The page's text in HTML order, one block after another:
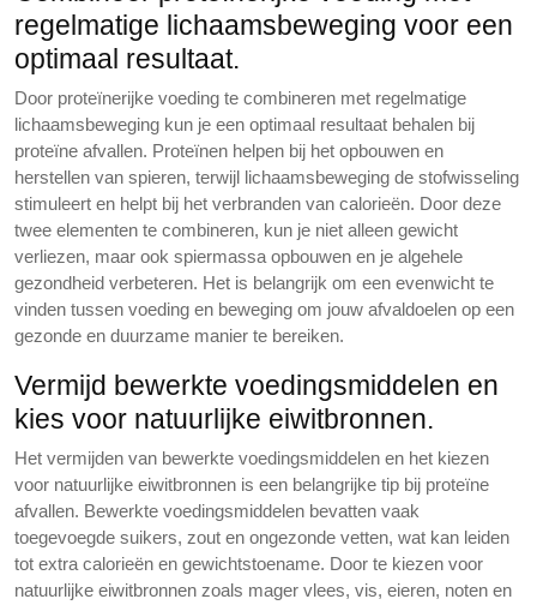
regelmatige lichaamsbeweging voor een
optimaal resultaat.
Door proteïnerijke voeding te combineren met regelmatige
lichaamsbeweging kun je een optimaal resultaat behalen bij
proteïne afvallen. Proteïnen helpen bij het opbouwen en
herstellen van spieren, terwijl lichaamsbeweging de stofwisseling
stimuleert en helpt bij het verbranden van calorieën. Door deze
twee elementen te combineren, kun je niet alleen gewicht
verliezen, maar ook spiermassa opbouwen en je algehele
gezondheid verbeteren. Het is belangrijk om een evenwicht te
vinden tussen voeding en beweging om jouw afvaldoelen op een
gezonde en duurzame manier te bereiken.
Vermijd bewerkte voedingsmiddelen en
kies voor natuurlijke eiwitbronnen.
Het vermijden van bewerkte voedingsmiddelen en het kiezen
voor natuurlijke eiwitbronnen is een belangrijke tip bij proteïne
afvallen. Bewerkte voedingsmiddelen bevatten vaak
toegevoegde suikers, zout en ongezonde vetten, wat kan leiden
tot extra calorieën en gewichtstoename. Door te kiezen voor
natuurlijke eiwitbronnen zoals mager vlees, vis, eieren, noten en